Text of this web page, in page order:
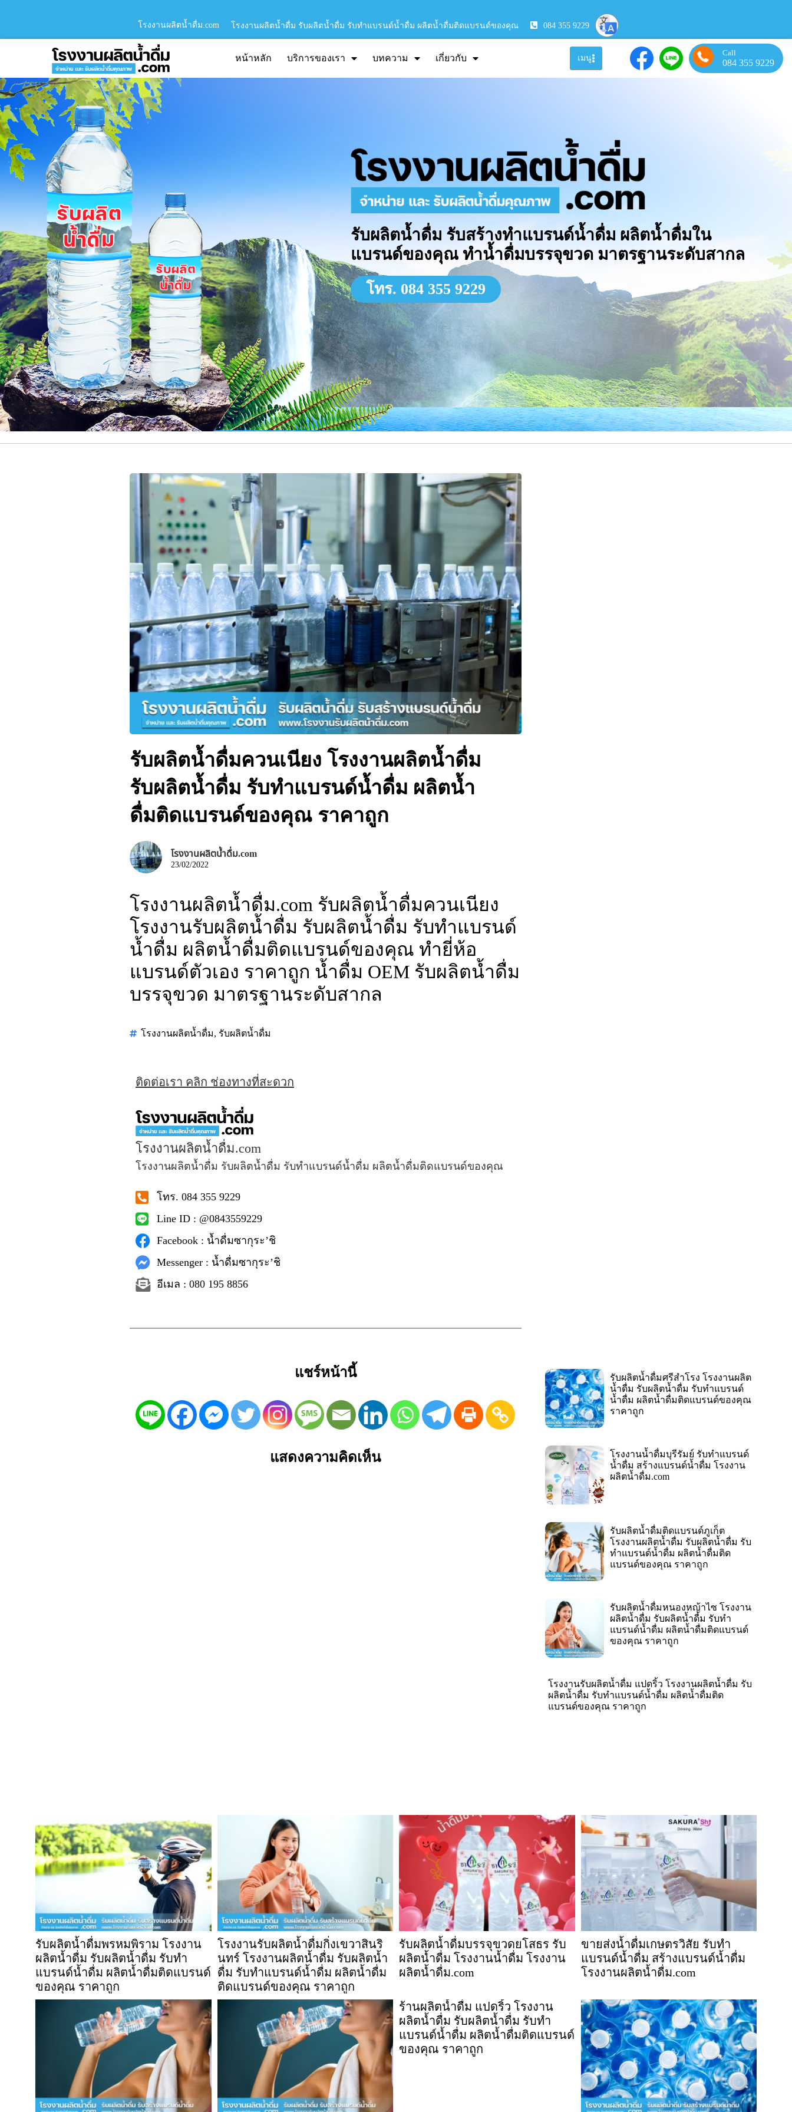
โรงงานผลิตน้ำดื่ม.com โรงงานผลิตน้ำดื่ม รับผลิตน้ำดื่ม รับทำแบรนด์น้ำดื่ม ผลิตน้ำดื่มติดแบรนด์ของคุณ 084 355 9229
หน้าหลัก บริการของเรา บทความ เกี่ยวกับ เมนู
Call
084 355 9229
รับผลิตน้ำดื่ม รับสร้างทำแบรนด์น้ำดื่ม ผลิตน้ำดื่มใน
แบรนด์ของคุณ ทำน้ำดื่มบรรจุขวด มาตรฐานระดับสากล
โทร. 084 355 9229
รับผลิตน้ำดื่มควนเนียง โรงงานผลิตน้ำดื่ม
รับผลิตน้ำดื่ม รับทำแบรนด์น้ำดื่ม ผลิตน้ำ
ดื่มติดแบรนด์ของคุณ ราคาถูก
โรงงานผลิตน้ำดื่ม.com
23/02/2022
โรงงานผลิตน้ำดื่ม.com รับผลิตน้ำดื่มควนเนียง
โรงงานรับผลิตน้ำดื่ม รับผลิตน้ำดื่ม รับทำแบรนด์
น้ำดื่ม ผลิตน้ำดื่มติดแบรนด์ของคุณ ทำยี่ห้อ
แบรนด์ตัวเอง ราคาถูก น้ำดื่ม OEM รับผลิตน้ำดื่ม
บรรจุขวด มาตรฐานระดับสากล
โรงงานผลิตน้ำดื่ม, รับผลิตน้ำดื่ม
ติดต่อเรา คลิก ช่องทางที่สะดวก
โรงงานผลิตน้ำดื่ม.com
โรงงานผลิตน้ำดื่ม รับผลิตน้ำดื่ม รับทำแบรนด์น้ำดื่ม ผลิตน้ำดื่มติดแบรนด์ของคุณ
โทร. 084 355 9229
Line ID : @0843559229
Facebook : น้ำดื่มซากุระ’ชิ
Messenger : น้ำดื่มซากุระ’ชิ
อีเมล : 080 195 8856
แชร์หน้านี้
แสดงความคิดเห็น
รับผลิตน้ำดื่มศรีสำโรง โรงงานผลิต
น้ำดื่ม รับผลิตน้ำดื่ม รับทำแบรนด์
น้ำดื่ม ผลิตน้ำดื่มติดแบรนด์ของคุณ
ราคาถูก
โรงงานน้ำดื่มบุรีรัมย์ รับทำแบรนด์
น้ำดื่ม สร้างแบรนด์น้ำดื่ม โรงงาน
ผลิตน้ำดื่ม.com
รับผลิตน้ำดื่มติดแบรนด์ภูเก็ต
โรงงานผลิตน้ำดื่ม รับผลิตน้ำดื่ม รับ
ทำแบรนด์น้ำดื่ม ผลิตน้ำดื่มติด
แบรนด์ของคุณ ราคาถูก
รับผลิตน้ำดื่มหนองหญ้าไซ โรงงาน
ผลิตน้ำดื่ม รับผลิตน้ำดื่ม รับทำ
แบรนด์น้ำดื่ม ผลิตน้ำดื่มติดแบรนด์
ของคุณ ราคาถูก
โรงงานรับผลิตน้ำดื่ม แปดริ้ว โรงงานผลิตน้ำดื่ม รับ
ผลิตน้ำดื่ม รับทำแบรนด์น้ำดื่ม ผลิตน้ำดื่มติด
แบรนด์ของคุณ ราคาถูก
รับผลิตน้ำดื่มพรหมพิราม โรงงาน
ผลิตน้ำดื่ม รับผลิตน้ำดื่ม รับทำ
แบรนด์น้ำดื่ม ผลิตน้ำดื่มติดแบรนด์
ของคุณ ราคาถูก
โรงงานรับผลิตน้ำดื่มกิ่งเขวาสินริ
นทร์ โรงงานผลิตน้ำดื่ม รับผลิตน้ำ
ดื่ม รับทำแบรนด์น้ำดื่ม ผลิตน้ำดื่ม
ติดแบรนด์ของคุณ ราคาถูก
รับผลิตน้ำดื่มบรรจุขวดยโสธร รับ
ผลิตน้ำดื่ม โรงงานน้ำดื่ม โรงงาน
ผลิตน้ำดื่ม.com
ขายส่งน้ำดื่มเกษตรวิสัย รับทำ
แบรนด์น้ำดื่ม สร้างแบรนด์น้ำดื่ม
โรงงานผลิตน้ำดื่ม.com
ร้านผลิตน้ำดื่ม แปดริ้ว โรงงาน
ผลิตน้ำดื่ม รับผลิตน้ำดื่ม รับทำ
แบรนด์น้ำดื่ม ผลิตน้ำดื่มติดแบรนด์
ของคุณ ราคาถูก